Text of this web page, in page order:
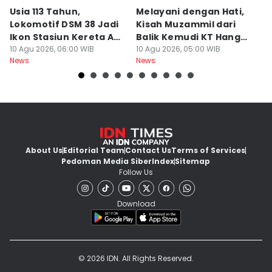
Usia 113 Tahun,
Lokomotif DSM 38 Jadi
Ikon Stasiun Kereta Api
Medan
10 Agu 2026, 06:00 WIB
News
Melayani dengan Hati,
Kisah Muzammil dari
Balik Kemudi KT Hang
Tuah II
10 Agu 2026, 05:00 WIB
News
About UsEditorial TeamContact UsTerms of Services
Pedoman Media SiberIndexSitemap
Follow Us
Download
© 2026 IDN. All Rights Reserved.